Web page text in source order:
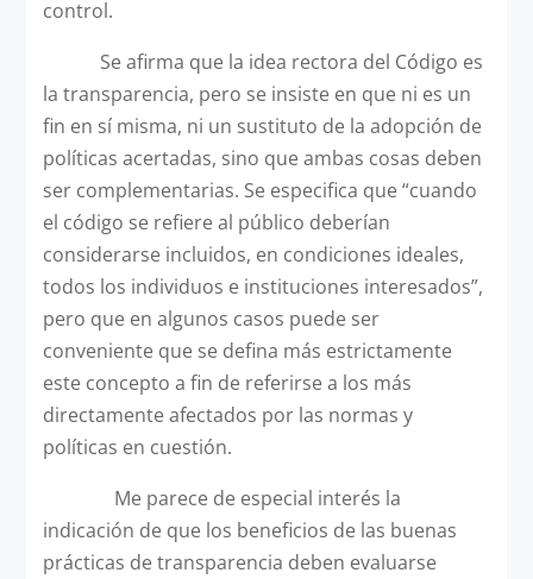
control.
Se afirma que la idea rectora del Código es
la transparencia, pero se insiste en que ni es un
fin en sí misma, ni un sustituto de la adopción de
políticas acertadas, sino que ambas cosas deben
ser complementarias. Se especifica que “cuando
el código se refiere al público deberían
considerarse incluidos, en condiciones ideales,
todos los individuos e instituciones interesados”,
pero que en algunos casos puede ser
conveniente que se defina más estrictamente
este concepto a fin de referirse a los más
directamente afectados por las normas y
políticas en cuestión.
Me parece de especial interés la
indicación de que los beneficios de las buenas
prácticas de transparencia deben evaluarse